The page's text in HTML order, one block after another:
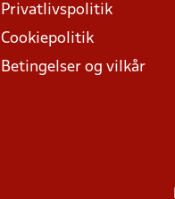
Privatlivspolitik
Cookiepolitik
Betingelser og vilkår